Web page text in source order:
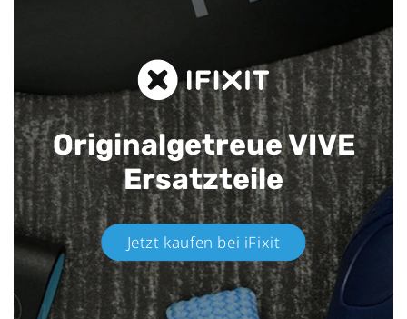
Originalgetreue VIVE
Ersatzteile
Jetzt kaufen bei iFixit​